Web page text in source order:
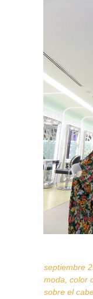
septiembre
moda, color
sobre el